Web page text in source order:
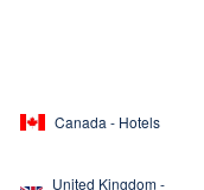
Canada - Hotels
United Kingdom -